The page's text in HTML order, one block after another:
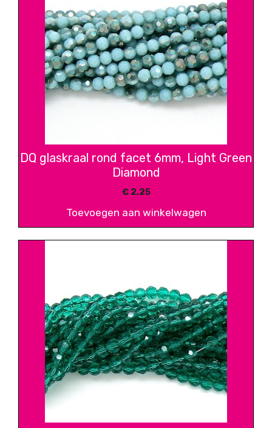
DQ glaskraal rond facet 6mm, Light Green
Diamond
€2,25
Toevoegen aan winkelwagen